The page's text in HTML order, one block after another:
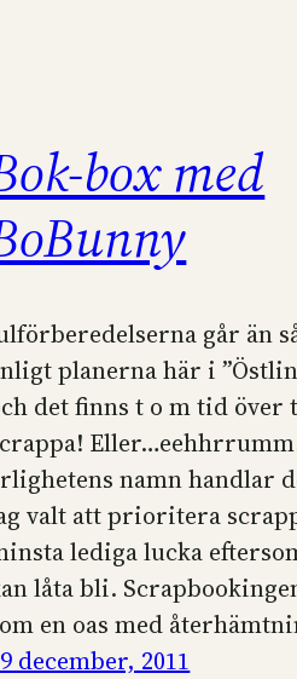
box med
går än
planerna här i
det finns t o m tid över
namn handlar
valt att prioritera
lediga lucka
låta bli.
en oas med
december, 2011